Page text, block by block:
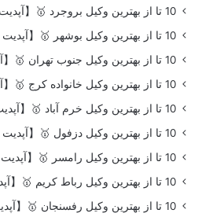
10 تا از بهترین وکیل بروجرد 🥇【آپدیت جدید】
10 تا از بهترین وکیل بوشهر 🥇【آپدیت جدید】
10 تا از بهترین وکیل جنوب تهران 🥇【آپدیت جدید】
10 تا از بهترین وکیل خانواده کرج 🥇【آپدیت جدید】⚖️
10 تا از بهترین وکیل خرم آباد 🥇【آپدیت جدید】
10 تا از بهترین وکیل دزفول 🥇【آپدیت جدید】
10 تا از بهترین وکیل رامسر 🥇【آپدیت جدید】
10 تا از بهترین وکیل رباط کریم 🥇【آپدیت جدید】
10 تا از بهترین وکیل رفسنجان 🥇【آپدیت جدید】